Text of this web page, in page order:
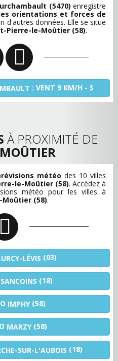
(5470)enregistre
orientations et forces de
d'autres données. Elle se situe
Pierre-le-Moûtier (58).
: VENT 9 KM/H - S
À PROXIMITÉ DE
météo des 10 villes
le-Moûtier (58). Accédez à
météo pour les villes à
(58).
LÉVIS (03)
SANCOINS (18)
IMPHY (58)
MARZY(58)
SUR-L'AUBOIS (18)